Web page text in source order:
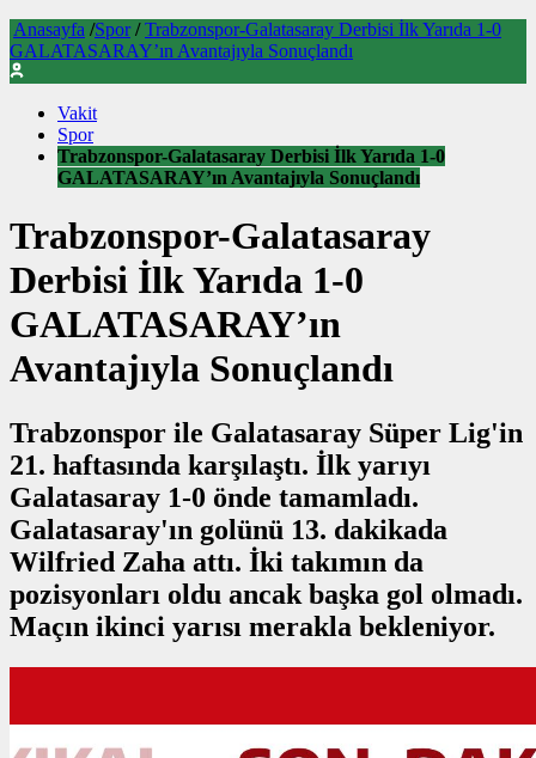
Anasayfa /Spor / Trabzonspor-Galatasaray Derbisi İlk Yarıda 1-0
GALATASARAY’ın Avantajıyla Sonuçlandı
Vakit
Spor
Trabzonspor-Galatasaray Derbisi İlk Yarıda 1-0
GALATASARAY’ın Avantajıyla Sonuçlandı
Trabzonspor-Galatasaray
Derbisi İlk Yarıda 1-0
GALATASARAY’ın
Avantajıyla Sonuçlandı
Trabzonspor ile Galatasaray Süper Lig'in
21. haftasında karşılaştı. İlk yarıyı
Galatasaray 1-0 önde tamamladı.
Galatasaray'ın golünü 13. dakikada
Wilfried Zaha attı. İki takımın da
pozisyonları oldu ancak başka gol olmadı.
Maçın ikinci yarısı merakla bekleniyor.